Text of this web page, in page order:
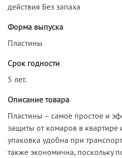
действия Без запаха
Форма выпуска
Пластины
Срок годности
5 лет.
Описание товара
Пластины – самое простое и
защиты от комаров в квартире
упаковка удобна при
также экономична, поскольку